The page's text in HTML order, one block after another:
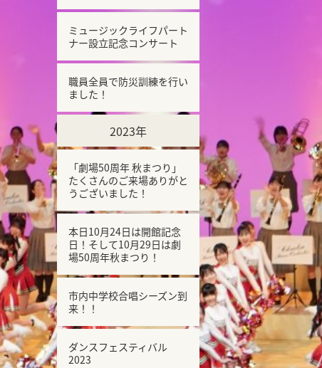
ミュージックライフパート
ナー設立記念コンサート
職員全員で防災訓練を行い
ました！
2023年
「劇場50周年 秋まつり」
たくさんのご来場ありがと
うございました！
本日10月24日は開館記念
日！そして10月29日は劇
場50周年秋まつり！
市内中学校合唱シーズン到
来！！
ダンスフェスティバル
2023